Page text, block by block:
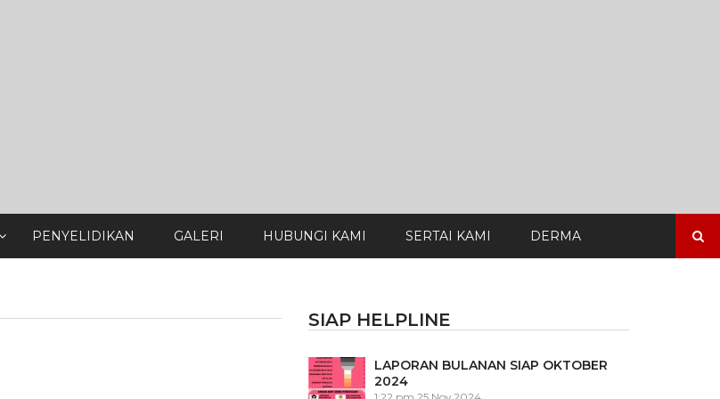
PENYELIDIKAN GALERI HUBUNGI KAMI SERTAI KAMI DERMA
for:
SIAP HELPLINE
LAPORAN BULANAN SIAP OKTOBER
2024